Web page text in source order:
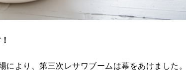
により、第三次レサワブームは幕をあけました。